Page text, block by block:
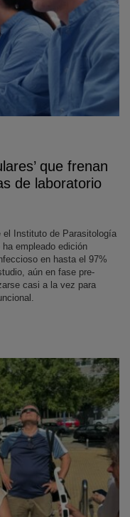
que frenan
de laboratorio
el Instituto de Parasitología
ha empleado edición
en hasta el 97%
aún en fase pre-
casi a la vez para